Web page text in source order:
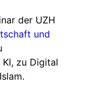
der UZH
und
KI, zu Digital